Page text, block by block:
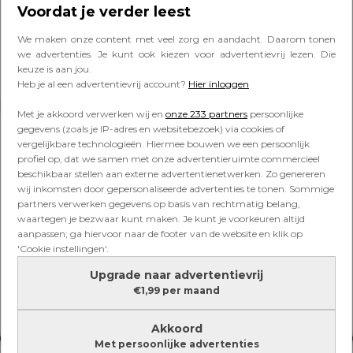
Voordat je verder leest
We maken onze content met veel zorg en aandacht. Daarom tonen
we advertenties. Je kunt ook kiezen voor advertentievrij lezen. Die
keuze is aan jou.
Heb je al een advertentievrij account? Hier inloggen
Met je akkoord verwerken wij en onze 233 partners persoonlijke
gegevens (zoals je IP-adres en websitebezoek) via cookies of
vergelijkbare technologieën. Hiermee bouwen we een persoonlijk
profiel op, dat we samen met onze advertentieruimte commercieel
beschikbaar stellen aan externe advertentienetwerken. Zo genereren
wij inkomsten door gepersonaliseerde advertenties te tonen. Sommige
partners verwerken gegevens op basis van rechtmatig belang,
waartegen je bezwaar kunt maken. Je kunt je voorkeuren altijd
aanpassen; ga hiervoor naar de footer van de website en klik op
'Cookie instellingen'.
Upgrade naar advertentievrij
€1,99 per maand
Akkoord
Met persoonlijke advertenties
zelfgemaakte granola chocolade
bark